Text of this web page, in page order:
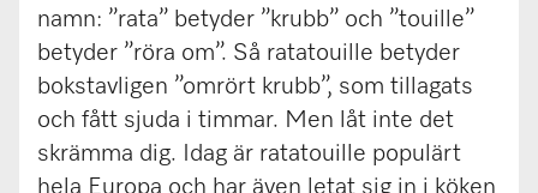
namn: ”rata” betyder ”krubb” och ”touille”
betyder ”röra om”. Så ratatouille betyder
bokstavligen ”omrört krubb”, som tillagats
och fått sjuda i timmar. Men låt inte det
skrämma dig. Idag är ratatouille populärt
hela Europa och har även letat sig in i köken